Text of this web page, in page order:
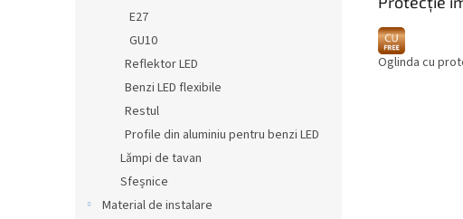
E27
GU10
Reflektor LED
Benzi LED flexibile
Restul
Profile din aluminiu pentru benzi LED
Lămpi de tavan
Sfeșnice
Material de instalare
Oglinda cu